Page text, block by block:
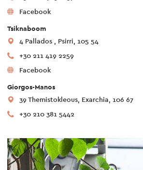
Facebook
Tsiknaboom
4 Pallados , Psirri, 105 54
+30 211 419 2259
Facebook
Giorgos-Manos
39 Themistokleous, Exarchia, 106 67
+30 210 381 5442